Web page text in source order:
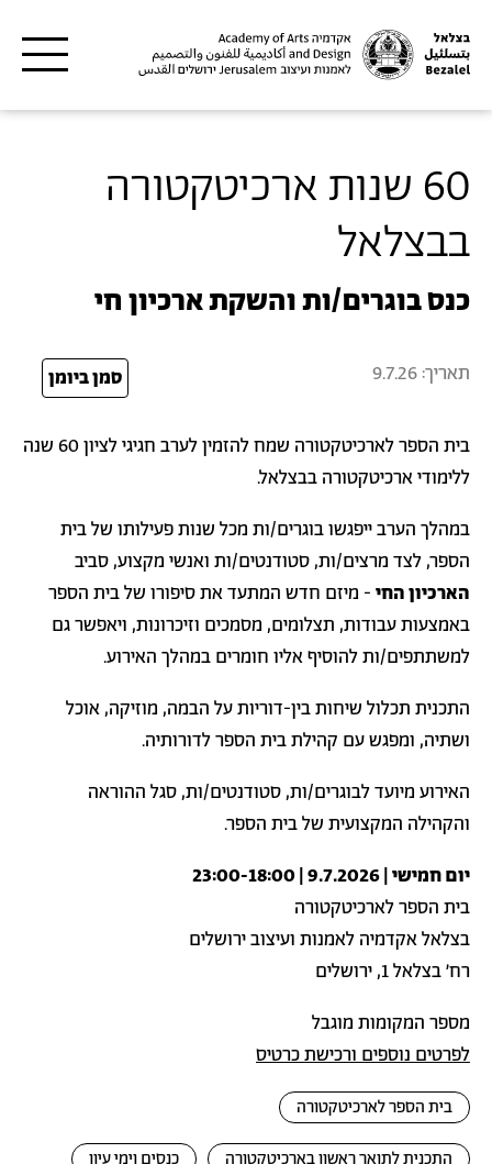
60 שנות ארכיטקטורה
בבצלאל
כנס בוגרים/ות והשקת ארכיון חי
תאריך: 9.7.26 סמן ביומן
בית הספר לארכיטקטורה שמח להזמין לערב חגיגי לציון 60 שנה
ללימודי ארכיטקטורה בבצלאל.
במהלך הערב ייפגשו בוגרים/ות מכל שנות פעילותו של בית
הספר, לצד מרצים/ות, סטודנטים/ות ואנשי מקצוע, סביב
הארכיון החי - מיזם חדש המתעד את סיפורו של בית הספר
באמצעות עבודות, תצלומים, מסמכים וזיכרונות, ויאפשר גם
למשתתפים/ות להוסיף אליו חומרים במהלך האירוע.
התכנית תכלול שיחות בין-דוריות על הבמה, מוזיקה, אוכל
ושתיה, ומפגש עם קהילת בית הספר לדורותיה.
האירוע מיועד לבוגרים/ות, סטודנטים/ות, סגל ההוראה
והקהילה המקצועית של בית הספר.
יום חמישי | 9.7.2026 | 23:00-18:00
בית הספר לארכיטקטורה
בצלאל אקדמיה לאמנות ועיצוב ירושלים
רח׳ בצלאל 1, ירושלים
מספר המקומות מוגבל
לפרטים נוספים ורכישת כרטיס
בית הספר לארכיטקטורה
התכנית לתואר ראשון בארכיטקטורה כנסים וימי עיון